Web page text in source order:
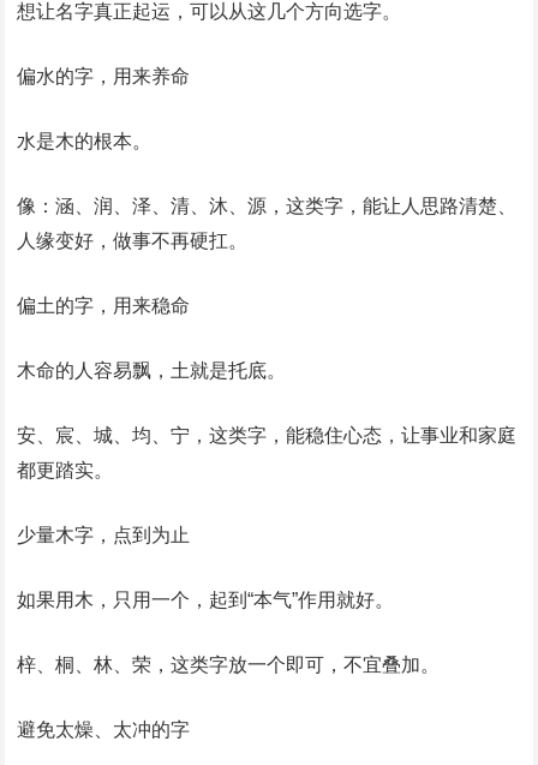
想让名字真正起运，可以从这几个方向选字。
偏水的字，用来养命
水是木的根本。
像：涵、润、泽、清、沐、源，这类字，能让人思路清楚、
人缘变好，做事不再硬扛。
偏土的字，用来稳命
木命的人容易飘，土就是托底。
安、宸、城、均、宁，这类字，能稳住心态，让事业和家庭
都更踏实。
少量木字，点到为止
如果用木，只用一个，起到“本气”作用就好。
梓、桐、林、荣，这类字放一个即可，不宜叠加。
避免太燥、太冲的字